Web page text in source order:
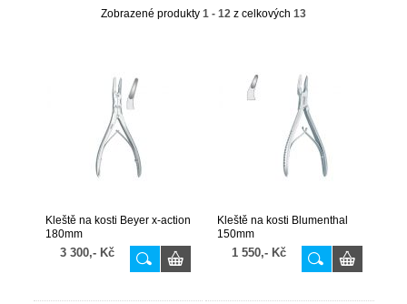
Zobrazené produkty 1 - 12 z celkových 13
Kleště na kosti Beyer x-action
180mm
3 300,- Kč
Kleště na kosti Blumenthal
150mm
1 550,- Kč